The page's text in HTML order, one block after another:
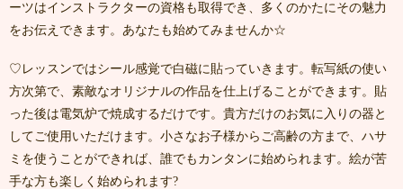
ーツはインストラクターの資格も取得でき、多くのかたにその魅力
をお伝えできます。あなたも始めてみませんか☆
♡レッスンではシール感覚で白磁に貼っていきます。転写紙の使い
方次第で、素敵なオリジナルの作品を仕上げることができます。貼
った後は電気炉で焼成するだけです。貴方だけのお気に入りの器と
してご使用いただけます。小さなお子様からご高齢の方まで、ハサ
ミを使うことができれば、誰でもカンタンに始められます。絵が苦
手な方も楽しく始められます?